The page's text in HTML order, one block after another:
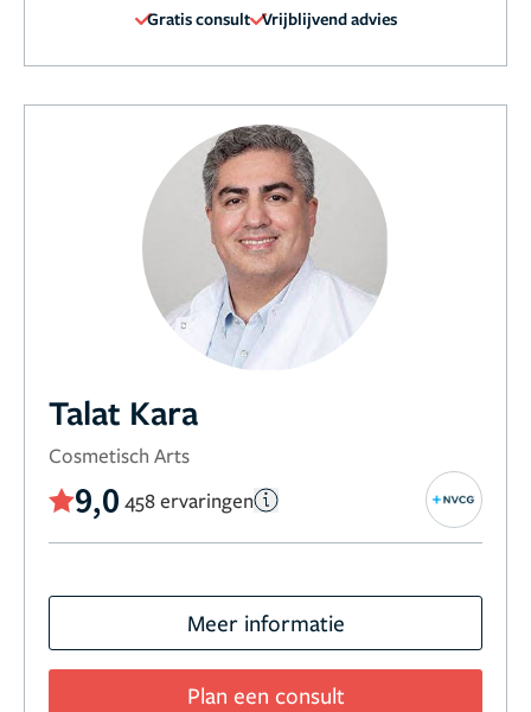
Gratis consult Vrijblijvend advies
Talat Kara
Cosmetisch Arts
9,0 458 ervaringen
Meer informatie
Plan een consult